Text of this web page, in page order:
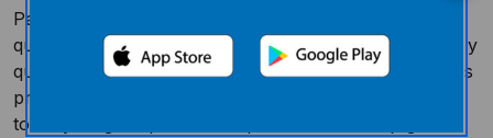
Para los más pequeños seleccionaremos un juguete
que ayude a desarrollar sus habilidades psicomotoras y
que, además, fomente su curiosidad, sobre todo en los
primeros meses. Por ejemplo, para primero poder
tocar y luego implicarse un poco más con el juguete